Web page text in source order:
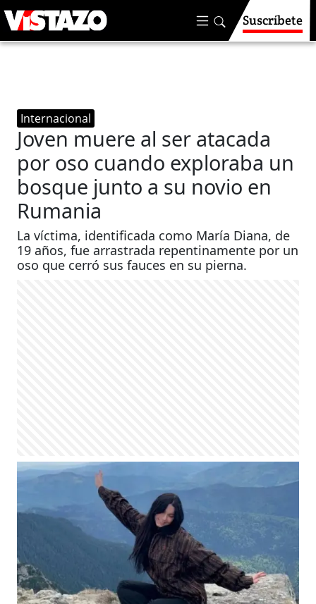
Suscríbete
Internacional
Joven muere al ser atacada
por oso cuando exploraba un
bosque junto a su novio en
Rumania
La víctima, identificada como María Diana, de
19 años, fue arrastrada repentinamente por un
oso que cerró sus fauces en su pierna.